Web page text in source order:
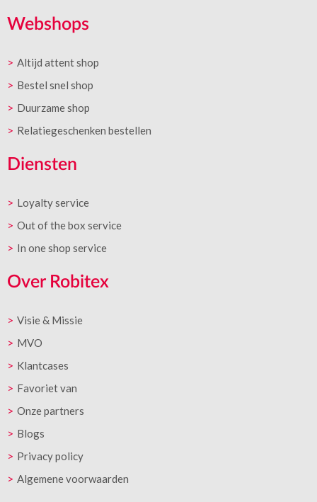
Webshops
Altijd attent shop
Bestel snel shop
Duurzame shop
Relatiegeschenken bestellen
Diensten
Loyalty service
Out of the box service
In one shop service
Over Robitex
Visie & Missie
MVO
Klantcases
Favoriet van
Onze partners
Blogs
Privacy policy
Algemene voorwaarden